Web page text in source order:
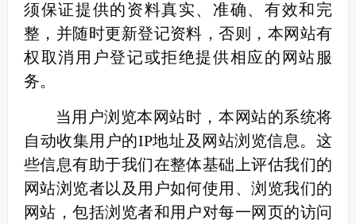
须保证提供的资料真实、准确、有效和完
整，并随时更新登记资料，否则，本网站有
权取消用户登记或拒绝提供相应的网站服
务。
当用户浏览本网站时，本网站的系统将
自动收集用户的IP地址及网站浏览信息。这
些信息有助于我们在整体基础上评估我们的
网站浏览者以及用户如何使用、浏览我们的
网站，包括浏览者和用户对每一网页的访问